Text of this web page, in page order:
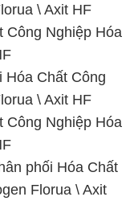
\ Axit HF
Công Nghiệp Hóa
Chất Công
\ Axit HF
Công Nghiệp Hóa
phối Hóa Chất
Florua \ Axit